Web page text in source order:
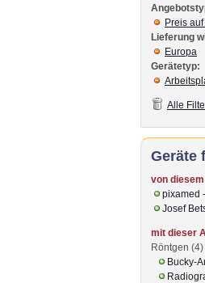
Preis
Lieferung
Europa
Gerätetyp:
Alle
Geräte
von
pixamed
Josef
mit dieser
Röntgen (4)
Bucky-